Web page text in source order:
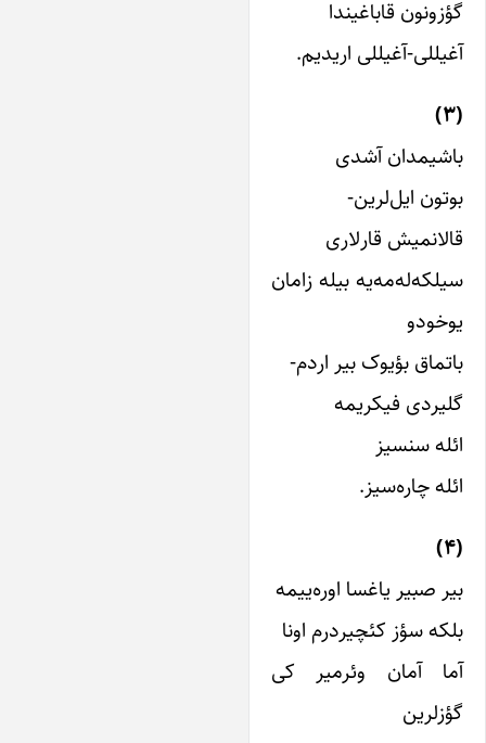
قاباغیندا
آغیللی اریدیم.
آشدی
ایل‌لرین-
قارلاری
بیله زامان
بؤیوک بیر اردم-
فیکریمه
سنسیز
چاره‌سیز.
صبیر یاغسا اوره‌ییمه
سؤز کئچیردرم اونا
آمان وئرمیر کی